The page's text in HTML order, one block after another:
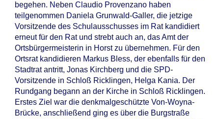
begehen. Neben Claudio Provenzano haben
teilgenommen Daniela Grunwald-Galler, die jetzige
Vorsitzende des Schulausschusses im Rat kandidiert
erneut für den Rat und strebt auch an, das Amt der
Ortsbürgermeisterin in Horst zu übernehmen. Für den
Ortsrat kandidieren Markus Bless, der ebenfalls für den
Stadtrat antritt, Jonas Kirchberg und die SPD-
Vorsitzende in Schloß Ricklingen, Helga Kania. Der
Rundgang begann an der Kirche in Schloß Ricklingen.
Erstes Ziel war die denkmalgeschützte Von-Woyna-
Brücke, anschließend ging es über die Burgstraße